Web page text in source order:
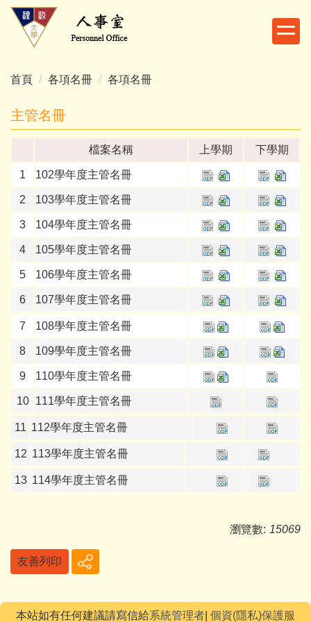
跳
內
區
首頁 各項名冊 各項名冊
主管名冊
檔案名稱 上學期 下學期
1 102學年度主管名冊
2 103學年度主管名冊
3 104學年度主管名冊
4 105學年度主管名冊
5 106學年度主管名冊
6 107學年度主管名冊
7 108學年度主管名冊
8 109學年度主管名冊
9 110學年度主管名冊
10 111學年度主管名冊
11 112學年度主管名冊
12 113學年度主管名冊
13 114學年度主管名冊
瀏覽數: 15069
友善列印
本站如有任何建議請寫信給系統管理者 個資(隱私)保護服